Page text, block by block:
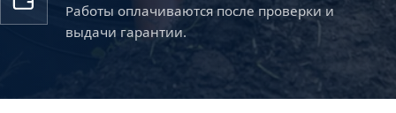
Работы оплачиваются после проверки и
выдачи гарантии.